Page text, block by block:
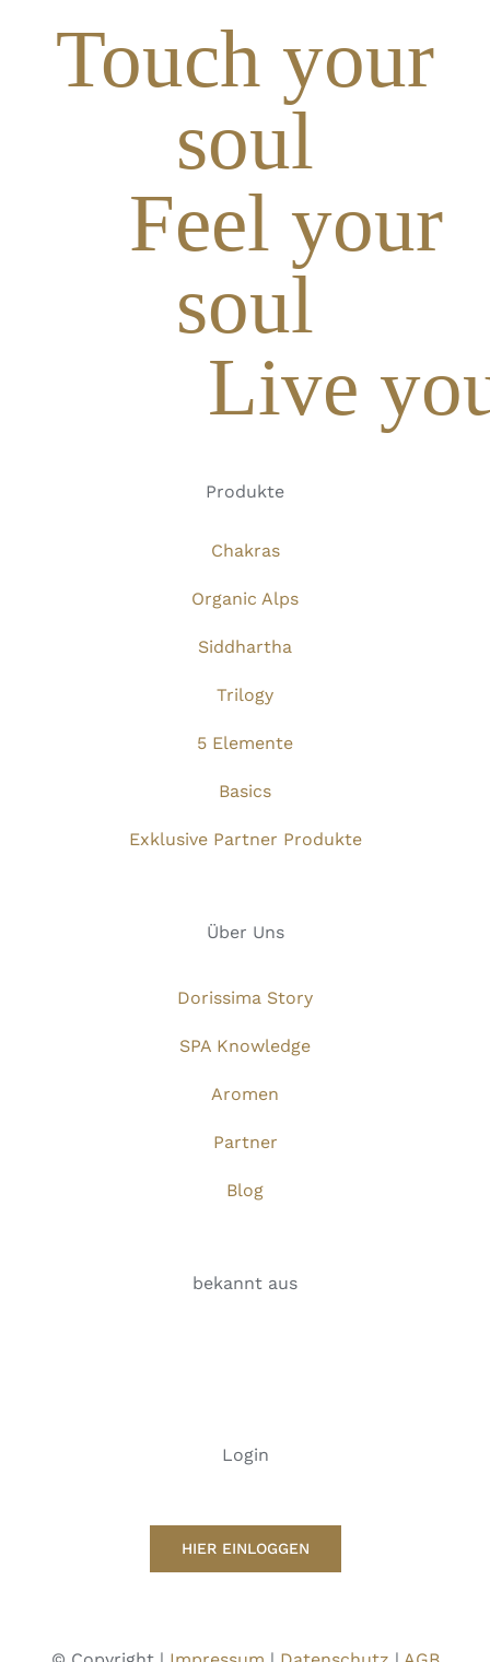
Touch your
soul
Feel your
soul
Live
Produkte
Chakras
Organic Alps
Siddhartha
Trilogy
5 Elemente
Basics
Exklusive Partner Produkte
Über Uns
Dorissima Story
SPA Knowledge
Aromen
Partner
Blog
bekannt aus
Login
HIER EINLOGGEN